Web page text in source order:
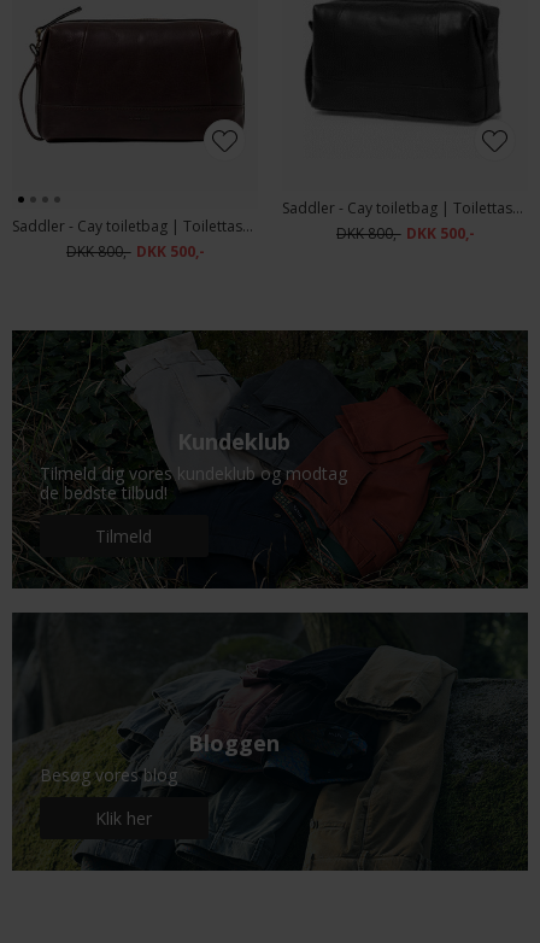
Saddler - Cay toiletbag | Toilettaske Dark Brown
DKK 800,- DKK 500,-
Saddler - Cay toiletbag | Toilettaske Black
DKK 800,- DKK 500,-
Kundeklub
Tilmeld dig vores kundeklub og modtag
de bedste tilbud!
Tilmeld
Bloggen
Besøg vores blog
Klik her